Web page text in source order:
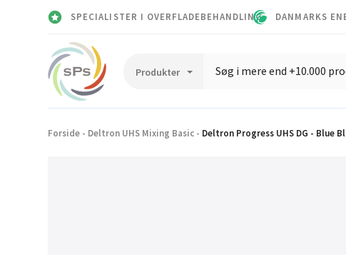
SPECIALISTER I OVERFLADEBEHANDLING DANMARKS
Forside - Deltron UHS Mixing Basic - Deltron Progress UHS DG - Blue